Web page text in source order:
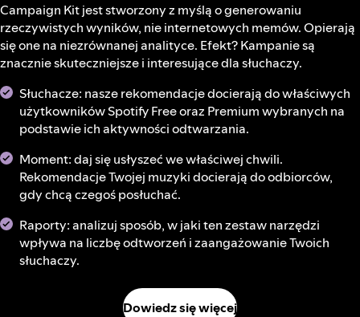
Campaign Kit jest stworzony z myślą o generowaniu
rzeczywistych wyników, nie internetowych memów. Opierają
się one na niezrównanej analityce. Efekt? Kampanie są
znacznie skuteczniejsze i interesujące dla słuchaczy.
Słuchacze: nasze rekomendacje docierają do właściwych
użytkowników Spotify Free oraz Premium wybranych na
podstawie ich aktywności odtwarzania.
Moment: daj się usłyszeć we właściwej chwili.
Rekomendacje Twojej muzyki docierają do odbiorców,
gdy chcą czegoś posłuchać.
Raporty: analizuj sposób, w jaki ten zestaw narzędzi
wpływa na liczbę odtworzeń i zaangażowanie Twoich
słuchaczy.
Dowiedz się więcej